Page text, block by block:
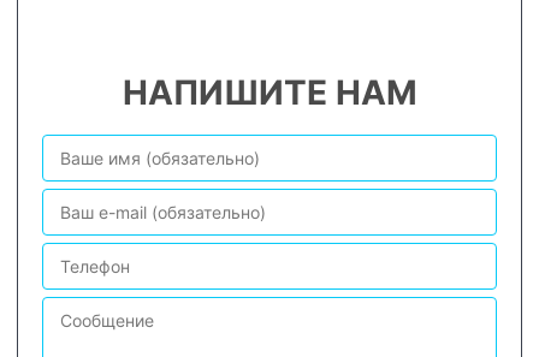
НАПИШИТЕ НАМ